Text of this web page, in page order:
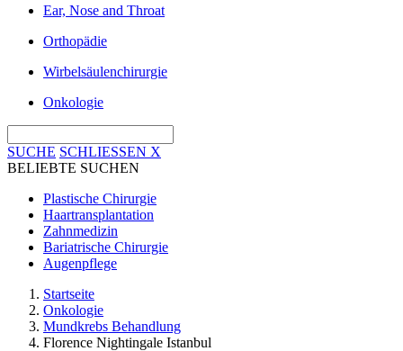
Ear, Nose and Throat
Orthopädie
Wirbelsäulenchirurgie
Onkologie
SUCHE SCHLIESSEN X
BELIEBTE SUCHEN
Plastische Chirurgie
Haartransplantation
Zahnmedizin
Bariatrische Chirurgie
Augenpflege
Startseite
Onkologie
Mundkrebs Behandlung
Florence Nightingale Istanbul